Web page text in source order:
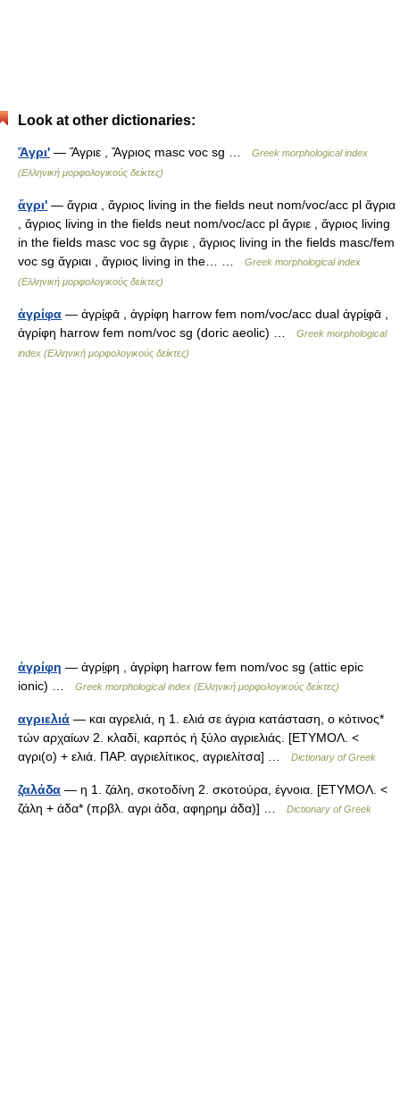
Look at other dictionaries:
Ἄγρι' — Ἄγριε , Ἄγριος masc voc sg …
Greek morphological index
(Ελληνική μορφολογικούς δείκτες)
ἄγρι' — ἄγρια , ἄγριος living in the fields neut nom/voc/acc pl ἄγρια
, ἄγριος living in the fields neut nom/voc/acc pl ἄγριε , ἄγριος living
in the fields masc voc sg ἄγριε , ἄγριος living in the fields masc/fem
voc sg ἄγριαι , ἄγριος living in the… …
Greek morphological index
(Ελληνική μορφολογικούς δείκτες)
ἀγρίφα — ἀγρί̱φᾱ , ἀγρίφη harrow fem nom/voc/acc dual ἀγρί̱φᾱ ,
ἀγρίφη harrow fem nom/voc sg (doric aeolic) …
Greek morphological
index (Ελληνική μορφολογικούς δείκτες)
ἀγρίφη — ἀγρί̱φη , ἀγρίφη harrow fem nom/voc sg (attic epic
ionic) …
Greek morphological index (Ελληνική μορφολογικούς δείκτες)
αγριελιά — και αγρελιά, η 1. ελιά σε άγρια κατάσταση, ο κότινος*
τών αρχαίων 2. κλαδί, καρπός ή ξύλο αγριελιάς. [ΕΤΥΜΟΛ. <
αγρι(ο) + ελιά. ΠΑΡ. αγριελίτικος, αγριελίτσα] …
Dictionary of Greek
ζαλάδα — η 1. ζάλη, σκοτοδίνη 2. σκοτούρα, έγνοια. [ΕΤΥΜΟΛ. <
ζάλη + άδα* (πρβλ. αγρι άδα, αφηρημ άδα)] …
Dictionary of Greek